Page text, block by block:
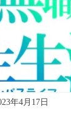
年4月17日